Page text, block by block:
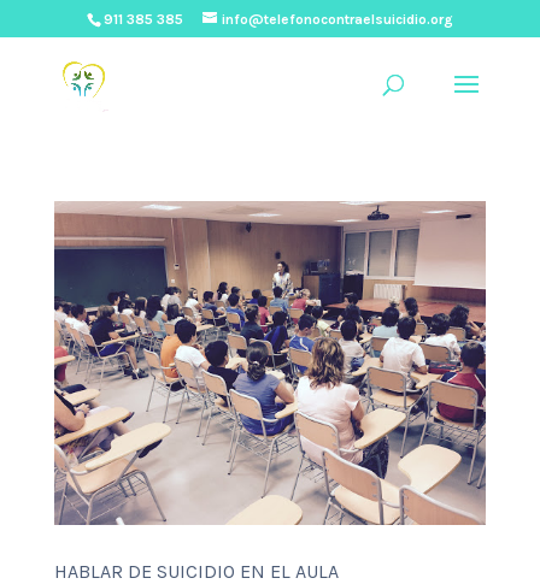
911 385 385 info@telefonocontraelsuicidio.org
HABLAR DE SUICIDIO EN EL AULA